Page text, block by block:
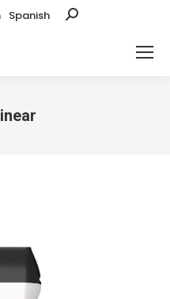
Spanish Search: